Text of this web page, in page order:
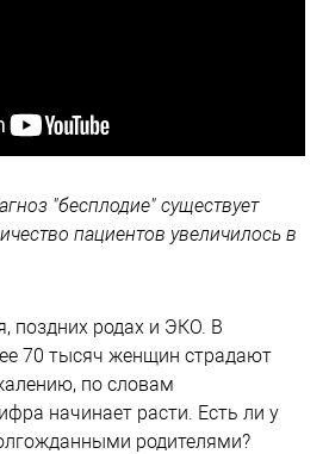
"бесплодие" существует
пациентов увеличилось в
поздних родах и ЭКО. В
70 тысяч женщин страдают
по словам
начинает расти. Есть ли у
родителями?